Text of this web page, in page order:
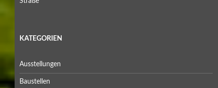
KATEGORIEN
Ausstellungen
Baustellen